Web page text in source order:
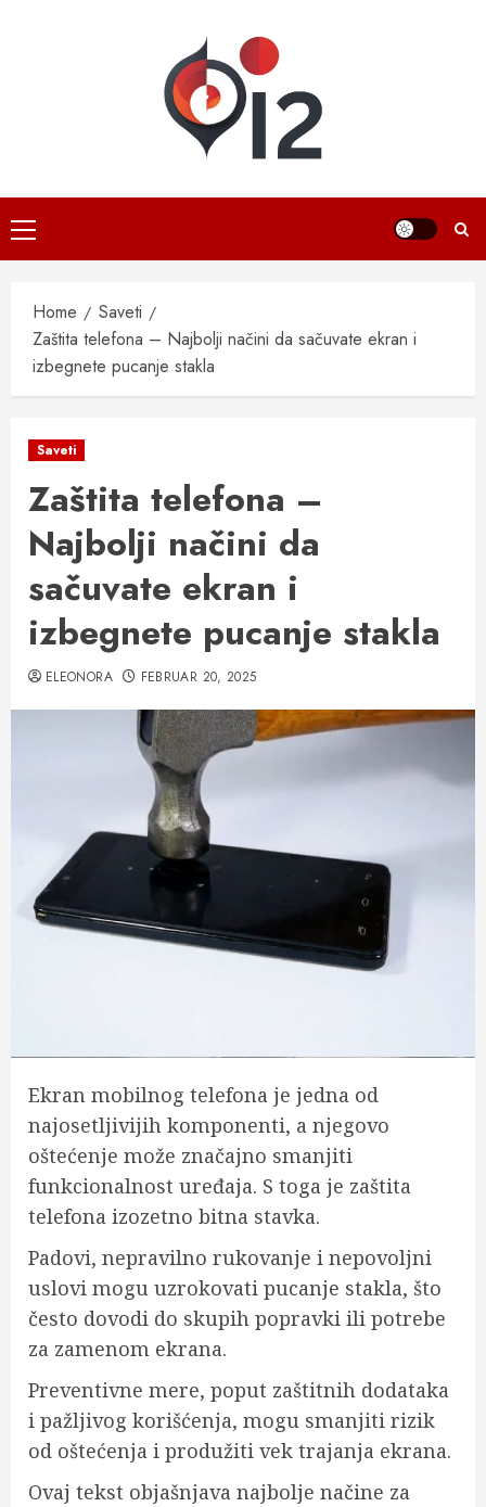
Primary
Menu
Home
Saveti
Zaštita telefona – Najbolji načini da sačuvate ekran i
izbegnete pucanje stakla
Saveti
Zaštita telefona –
Najbolji načini da
sačuvate ekran i
izbegnete pucanje stakla
ELEONORA FEBRUAR 20, 2025
Ekran mobilnog telefona je jedna od
najosetljivijih komponenti, a njegovo
oštećenje može značajno smanjiti
funkcionalnost uređaja. S toga je zaštita
telefona izozetno bitna stavka.
Padovi, nepravilno rukovanje i nepovoljni
uslovi mogu uzrokovati pucanje stakla, što
često dovodi do skupih popravki ili potrebe
za zamenom ekrana.
Preventivne mere, poput zaštitnih dodataka
i pažljivog korišćenja, mogu smanjiti rizik
od oštećenja i produžiti vek trajanja ekrana.
Ovaj tekst objašnjava najbolje načine za